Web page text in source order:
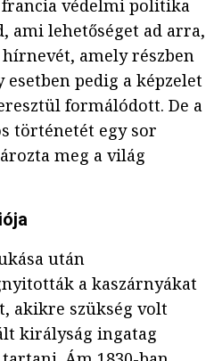
védelmi politika
ami lehetőséget ad arra,
amely részben
pedig a képzelet
formálódott. De a
történetét egy sor
meg a világ
után
a kaszárnyákat
akikre szükség volt
királyság ingatag